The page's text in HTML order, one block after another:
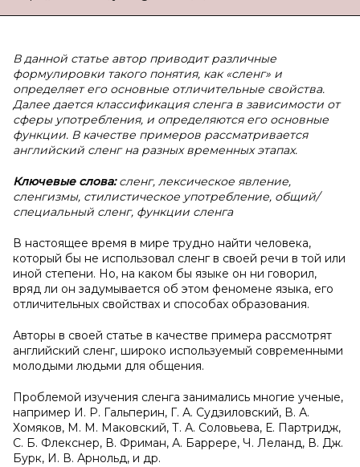
В данной статье автор приводит различные
формулировки такого понятия, как «сленг» и
определяет его основные отличительные свойства.
Далее дается классификация сленга в зависимости от
сферы употребления, и определяются его основные
функции. В качестве примеров рассматривается
английский сленг на разных временных этапах.
Ключевые слова:сленг, лексическое явление,
сленгизмы, стилистическое употребление, общий/
специальный сленг, функции сленга
В настоящее время в мире трудно найти человека,
который бы не использовал сленг в своей речи в той или
иной степени. Но, на каком бы языке он ни говорил,
вряд ли он задумывается об этом феномене языка, его
отличительных свойствах и способах образования.
Авторы в своей статье в качестве примера рассмотрят
английский сленг, широко используемый современными
молодыми людьми для общения.
Проблемой изучения сленга занимались многие ученые,
например И. Р. Гальперин, Г. А. Судзиловский, В. А.
Хомяков, М. М. Маковский, Т. А. Соловьева, Е. Партридж,
С. Б. Флекснер, В. Фриман, А. Баррере, Ч. Леланд, В. Дж.
Бурк, И. В. Арнольд, и др.